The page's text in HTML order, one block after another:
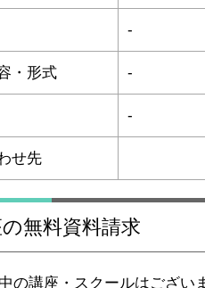
-
・形式 -
-
せ先
の無料資料請求
の講座・スクールはござい